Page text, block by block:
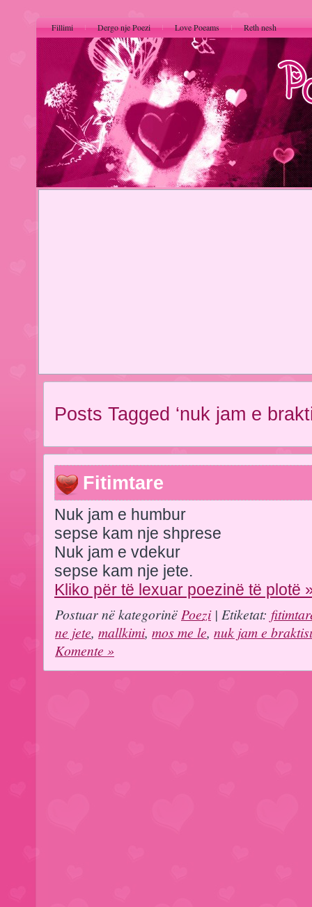
Fillimi Dergo nje Poezi Love Poeams Reth nesh
Posts Tagged ‘nuk jam e
Fitimtare
Nuk jam e humbur
sepse kam nje shprese
Nuk jam e vdekur
sepse kam nje jete.
Kliko për të lexuar poezinë të plotë
Postuar në kategorinë Poezi| Etiketat:
ne jete, mallkimi, mos me le, nuk jam e
Komente »